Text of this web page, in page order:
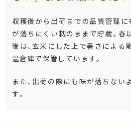
収穫後から出荷までの品質管理に
が落ちにくい籾のままで貯蔵。春
後は、玄米にした上で暑さによる
温倉庫で保管しています。
また、出荷の際にも味が落ちない
す。